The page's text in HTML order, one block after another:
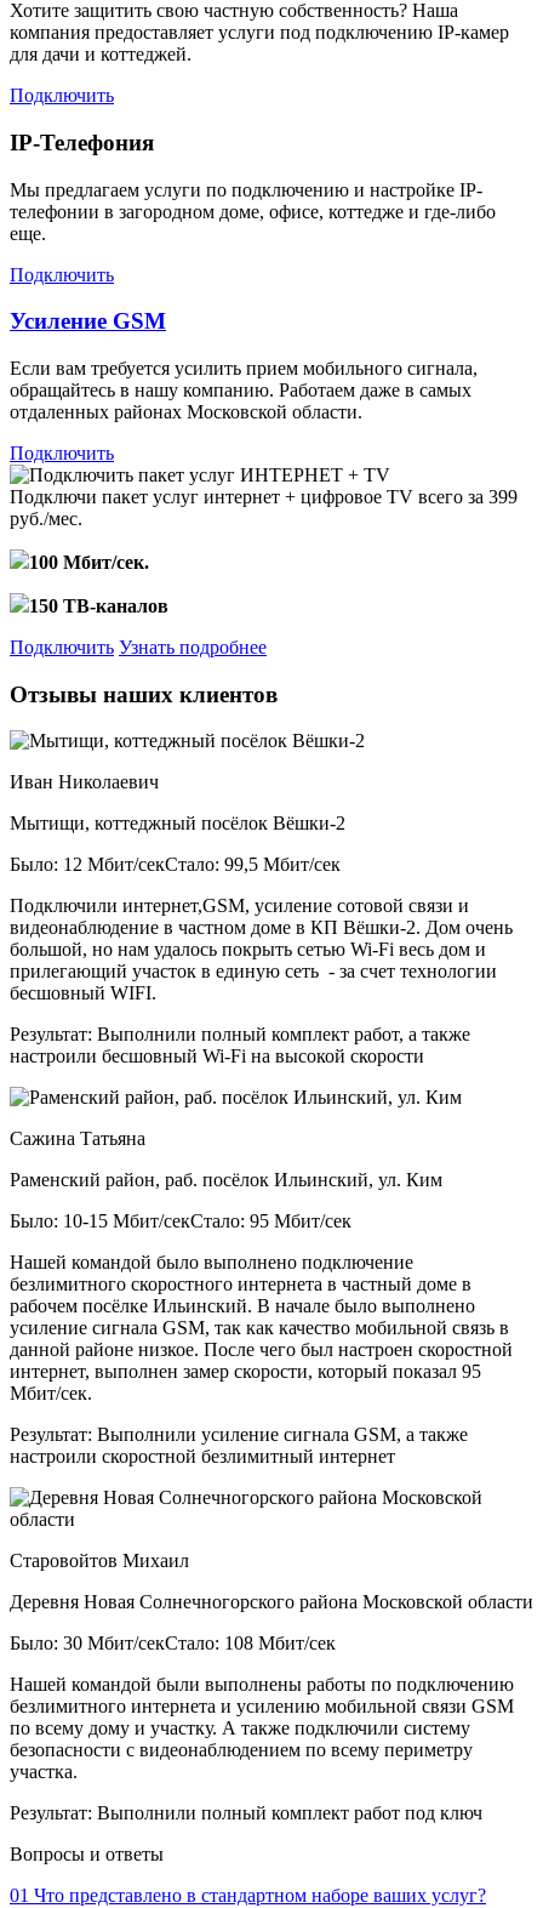
Хотите защитить свою частную собственность? Наша
компания предоставляет услуги под подключению IP-камер
для дачи и коттеджей.
Подключить
IP-Телефония
Мы предлагаем услуги по подключению и настройке IP-
телефонии в загородном доме, офисе, коттедже и где-либо
еще.
Подключить
Усиление GSM
Если вам требуется усилить прием мобильного сигнала,
обращайтесь в нашу компанию. Работаем даже в самых
отдаленных районах Московской области.
Подключить
Подключи пакет услуг интернет + цифровое TV всего за 399
руб./мес.
100 Мбит/сек.
150 ТВ-каналов
Подключить Узнать подробнее
Отзывы наших клиентов
Иван Николаевич
Мытищи, коттеджный посёлок Вёшки-2
Было: 12 Мбит/секСтало: 99,5 Мбит/сек
Подключили интернет,GSM, усиление сотовой связи и
видеонаблюдение в частном доме в КП Вёшки-2. Дом очень
большой, но нам удалось покрыть сетью Wi-Fi весь дом и
прилегающий участок в единую сеть - за счет технологии
бесшовный WIFI.
Результат: Выполнили полный комплект работ, а также
настроили бесшовный Wi-Fi на высокой скорости
Сажина Татьяна
Раменский район, раб. посёлок Ильинский, ул. Ким
Было: 10-15 Мбит/секСтало: 95 Мбит/сек
Нашей командой было выполнено подключение
безлимитного скоростного интернета в частный доме в
рабочем посёлке Ильинский. В начале было выполнено
усиление сигнала GSM, так как качество мобильной связь в
данной районе низкое. После чего был настроен скоростной
интернет, выполнен замер скорости, который показал 95
Мбит/сек.
Результат: Выполнили усиление сигнала GSM, а также
настроили скоростной безлимитный интернет
Старовойтов Михаил
Деревня Новая Солнечногорского района Московской области
Было: 30 Мбит/секСтало: 108 Мбит/сек
Нашей командой были выполнены работы по подключению
безлимитного интернета и усилению мобильной связи GSM
по всему дому и участку. А также подключили систему
безопасности с видеонаблюдением по всему периметру
участка.
Результат: Выполнили полный комплект работ под ключ
Вопросы и ответы
01 Что представлено в стандартном наборе ваших услуг?